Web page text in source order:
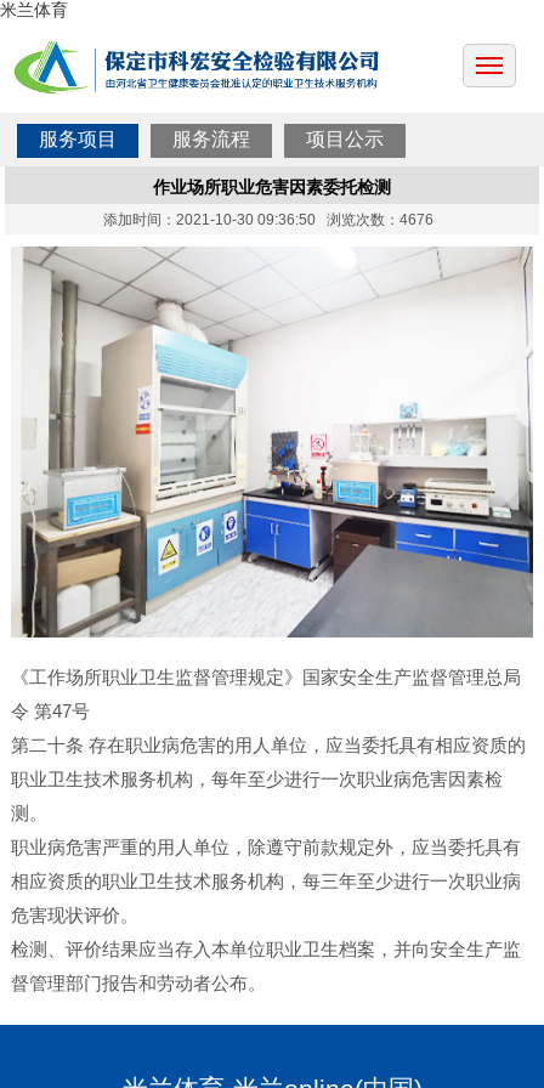
米兰体育
服务项目 服务流程 项目公示
作业场所职业危害因素委托检测
添加时间：2021-10-30 09:36:50 浏览次数：4676
《工作场所职业卫生监督管理规定》国家安全生产监督管理总局
令 第47号
第二十条 存在职业病危害的用人单位，应当委托具有相应资质的
职业卫生技术服务机构，每年至少进行一次职业病危害因素检
测。
职业病危害严重的用人单位，除遵守前款规定外，应当委托具有
相应资质的职业卫生技术服务机构，每三年至少进行一次职业病
危害现状评价。
检测、评价结果应当存入本单位职业卫生档案，并向安全生产监
督管理部门报告和劳动者公布。